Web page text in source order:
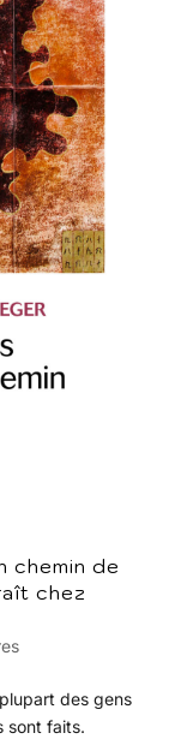
chemin de
chez
des gens
sont faits.